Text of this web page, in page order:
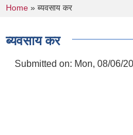
You are here
Home » ब्यवसाय कर
ब्यवसाय कर
Submitted on: Mon, 08/06/